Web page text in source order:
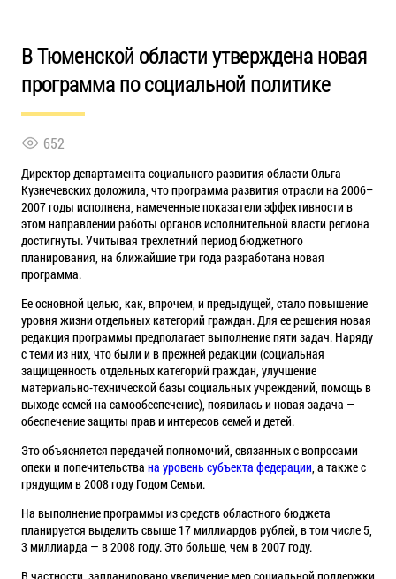
В Тюменской области утверждена новая
программа по социальной политике
652
Директор департамента социального развития области Ольга
Кузнечевских доложила, что программа развития отрасли на 2006–
2007 годы исполнена, намеченные показатели эффективности в
этом направлении работы органов исполнительной власти региона
достигнуты. Учитывая трехлетний период бюджетного
планирования, на ближайшие три года разработана новая
программа.
Ее основной целью, как, впрочем, и предыдущей, стало повышение
уровня жизни отдельных категорий граждан. Для ее решения новая
редакция программы предполагает выполнение пяти задач. Наряду
с теми из них, что были и в прежней редакции (социальная
защищенность отдельных категорий граждан, улучшение
материально-технической базы социальных учреждений, помощь в
выходе семей на самообеспечение), появилась и новая задача —
обеспечение защиты прав и интересов семей и детей.
Это объясняется передачей полномочий, связанных с вопросами
опеки и попечительства на уровень субъекта федерации , а также с
грядущим в 2008 году Годом Семьи.
На выполнение программы из средств областного бюджета
планируется выделить свыше 17 миллиардов рублей, в том числе 5,
3 миллиарда — в 2008 году. Это больше, чем в 2007 году.